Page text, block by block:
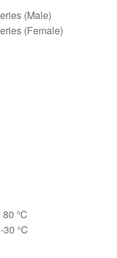
(Male)
(Female)
°C
°C